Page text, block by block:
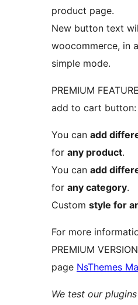
product page.
New button text
woocommerce, in
simple mode.
PREMIUM
add to cart button:
You can add
for any product.
You can add
for any category.
Custom style for
For more
PREMIUM
page NsThemes
We test our